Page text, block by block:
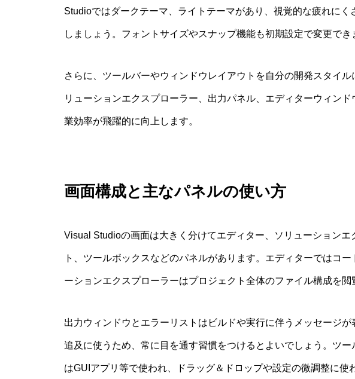
Studioではダークテーマ、ライトテーマがあり、視覚的な疲れに
しましょう。フォントサイズやスナップ機能も初期設定で変更でき
さらに、ツールバーやウィンドウレイアウトを自分の開発スタイ
リューションエクスプローラー、出力パネル、エディターウィン
業効率が飛躍的に向上します。
画面構成と主なパネルの使い方
Visual Studioの画面は大きく分けてエディター、ソリューションエ
ト、ツールボックスなどのパネルがあります。エディターではコ
ーションエクスプローラーはプロジェクト全体のファイル構成を閲
出力ウィンドウとエラーリストはビルドや実行に伴うメッセージ
追及に使うため、常に目を通す習慣をつけるとよいでしょう。ツ
はGUIアプリ等で使われ、ドラッグ＆ドロップや設定の微調整に使